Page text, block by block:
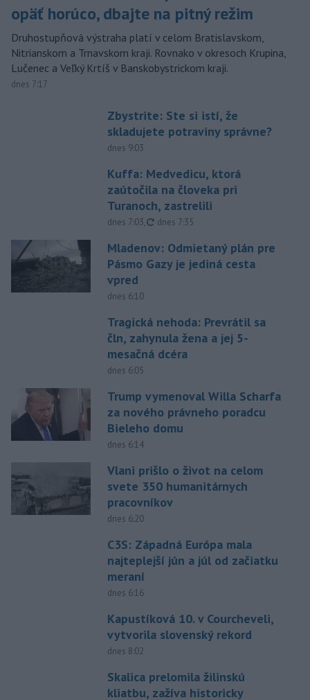
opäť horúco, dbajte na pitný režim
Druhostupňová výstraha platí v celom Bratislavskom,
Nitrianskom a Trnavskom kraji. Rovnako v okresoch Krupina,
Lučenec a Veľký Krtíš v Banskobystrickom kraji.
dnes 7:17
Zbystrite: Ste si istí, že
skladujete potraviny správne?
dnes 9:03
Kuffa: Medvedicu, ktorá
zaútočila na človeka pri
Turanoch, zastrelili
dnes 7:03, aktualizované
dnes 7:35
Mladenov: Odmietaný plán pre
Pásmo Gazy je jediná cesta
vpred
dnes 6:10
Tragická nehoda: Prevrátil sa
čln, zahynula žena a jej 5-
mesačná dcéra
dnes 6:05
Trump vymenoval Willa Scharfa
za nového právneho poradcu
Bieleho domu
dnes 6:14
Vlani prišlo o život na celom
svete 350 humanitárnych
pracovníkov
dnes 6:20
C3S: Západná Európa mala
najteplejší jún a júl od začiatku
meraní
dnes 6:16
Kapustíková 10. v Courcheveli,
vytvorila slovenský rekord
dnes 8:02
Skalica prelomila žilinskú
kliatbu, zažíva historicky